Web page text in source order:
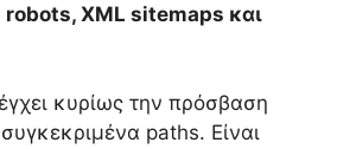
XML sitemaps και
κυρίως την πρόσβαση
paths. Είναι